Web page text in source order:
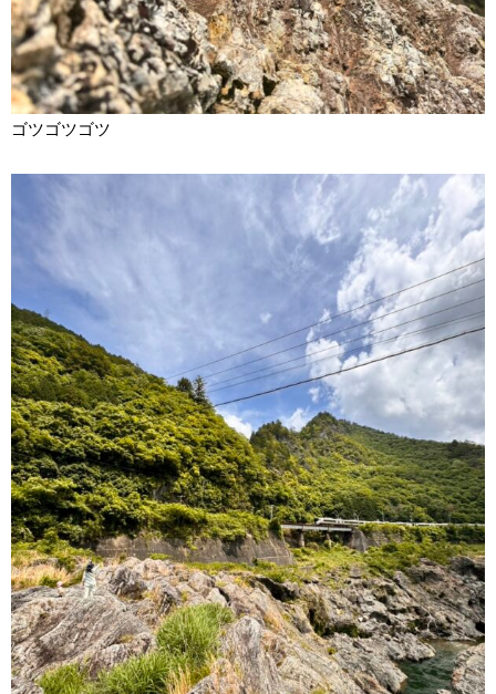
ゴツゴツゴツ